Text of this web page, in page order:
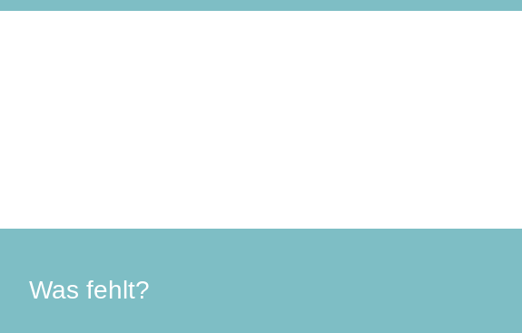
Was fehlt?